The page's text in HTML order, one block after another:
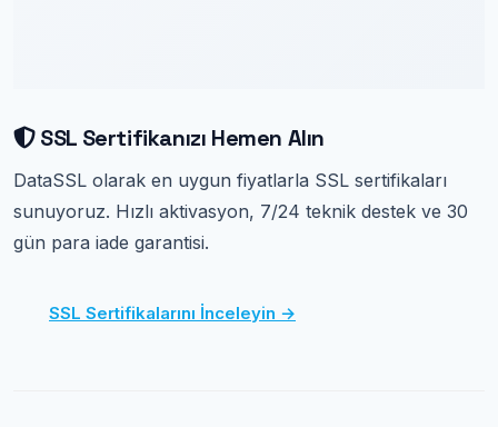
SSL Sertifikanızı Hemen Alın
DataSSL olarak en uygun fiyatlarla SSL sertifikaları
sunuyoruz. Hızlı aktivasyon, 7/24 teknik destek ve 30
gün para iade garantisi.
SSL Sertifikalarını İnceleyin →